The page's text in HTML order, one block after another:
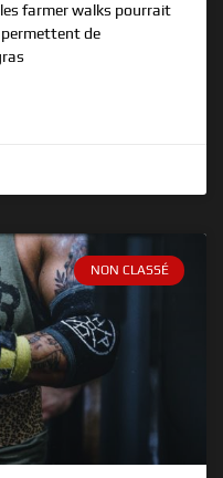
farmer walks pourrait
permettent de
NON CLASSÉ